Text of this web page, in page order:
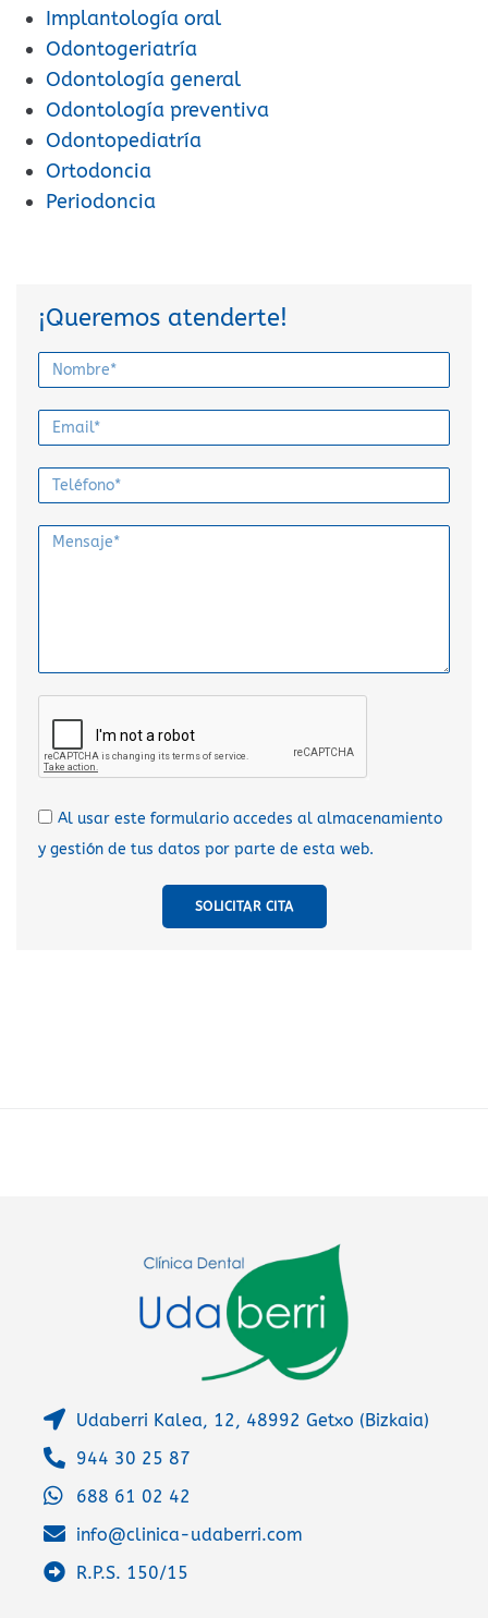
Implantología oral
Odontogeriatría
Odontología general
Odontología preventiva
Odontopediatría
Ortodoncia
Periodoncia
¡Queremos atenderte!
Al usar este formulario accedes al almacenamiento
y gestión de tus datos por parte de esta web.
SOLICITAR CITA
Udaberri Kalea, 12, 48992 Getxo (Bizkaia)
944 30 25 87
688 61 02 42
info@clinica-udaberri.com
R.P.S. 150/15